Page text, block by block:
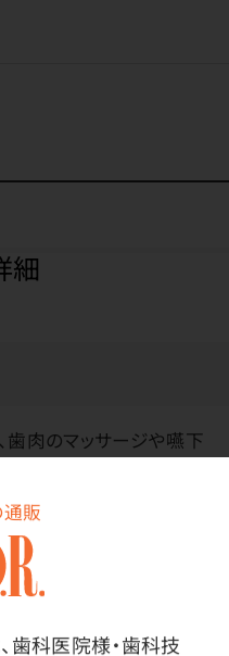
通販
歯科医院様・歯科技
細
歯肉のマッサージや嚥下